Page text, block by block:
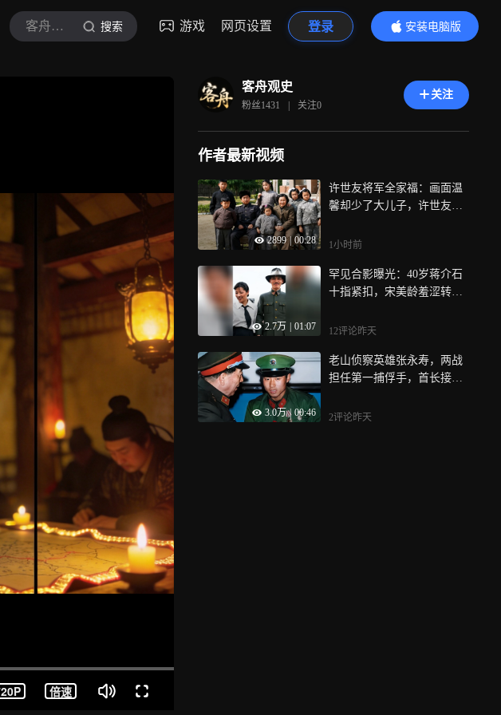
客舟观史 搜索 游戏 网页设置 登录
安装电脑版
内容更精彩
倍速
客舟观史
粉丝1431 | 关注0
关注
作者最新视频
2899 | 00:28
许世友将军全家福：画面温
馨却少了大儿子，许世友将
1小时前
2.7万 01:07
罕见合影曝光：40岁蒋介石
十指紧扣，宋美龄羞涩转头
12评论昨天
3.0万 | 00:46
老山侦察英雄张永寿，两战
担任第一捕俘手，首长接见
2评论昨天